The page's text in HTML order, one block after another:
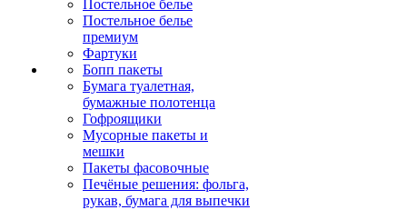
Постельное белье
Постельное белье
премиум
Фартуки
Бопп пакеты
Бумага туалетная,
бумажные полотенца
Гофроящики
Мусорные пакеты и
мешки
Пакеты фасовочные
Печёные решения: фольга,
рукав, бумага для выпечки